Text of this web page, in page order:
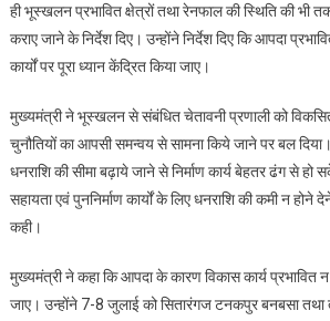
ही भूस्खलन प्रभावित क्षेत्रों तथा रेनफाल की स्थिति की भी
कराए जाने के निर्देश दिए। उन्होंने निर्देश दिए कि आपदा
कार्यों पर पूरा ध्यान केंद्रित किया जाए।
मुख्यमंत्री ने भूस्खलन से संबंधित चेतावनी प्रणाली को
चुनौतियों का आपसी समन्वय से सामना किये जाने पर बल
धनराशि की सीमा बढ़ाये जाने से निर्माण कार्य बेहतर ढंग से हो
सहायता एवं पुननिर्माण कार्यों के लिए धनराशि की कमी न होने
कही।
मुख्यमंत्री ने कहा कि आपदा के कारण विकास कार्य प्रभावित न
जाए। उन्होंने 7-8 जुलाई को सितारंगज टनकपुर बनबसा तथा